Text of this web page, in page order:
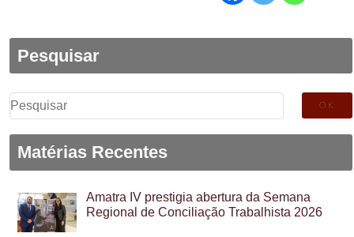
Pesquisar
Pesquisar
por:
Matérias Recentes
Amatra IV prestigia abertura da Semana
Regional de Conciliação Trabalhista 2026